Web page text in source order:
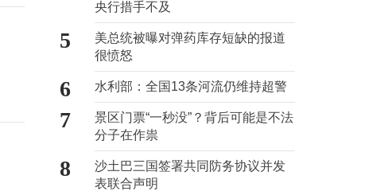
央行措手不及
5
美总统被曝对弹药库存短缺的报道
很愤怒
6 水利部：全国13条河流仍维持超警
7
景区门票“一秒没”？背后可能是不法
分子在作祟
8
沙土巴三国签署共同防务协议并发
表联合声明